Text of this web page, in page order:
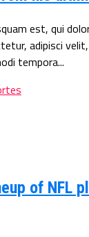
est, qui
adipisci
tempora...
of NFL